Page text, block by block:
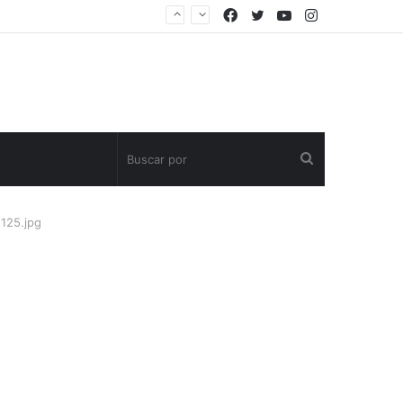
YouTube
Twitter
Facebook